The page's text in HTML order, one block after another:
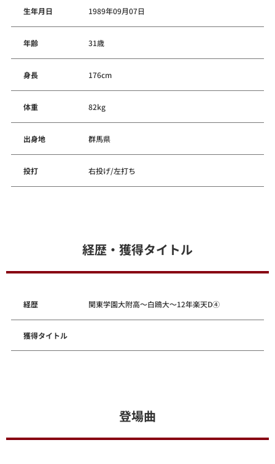
生年月日 1989年09月07日
年齢 31歳
身長 176cm
体重 82kg
出身地 群馬県
投打 右投げ/左打ち
経歴・獲得タイトル
経歴 関東学園大附高～白鴎大～12年楽天D④
獲得タイトル
登場曲